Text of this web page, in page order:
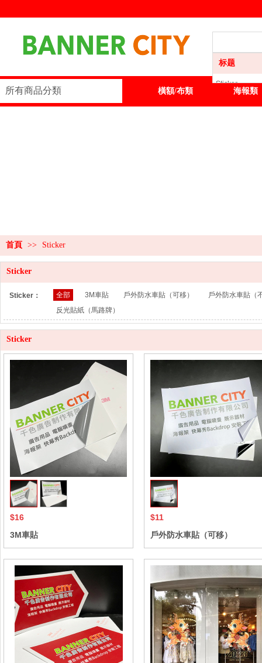
标题
Sticker
所有商品分類
首頁 橫額/布類 海報類
首頁 >> Sticker
Sticker
Sticker： 全部 3M車貼 戶外防水車貼（可移）
戶外防水車貼（
反光貼紙（馬路牌）
Sticker
$16
3M車貼
$11
戶外防水車貼（可移）